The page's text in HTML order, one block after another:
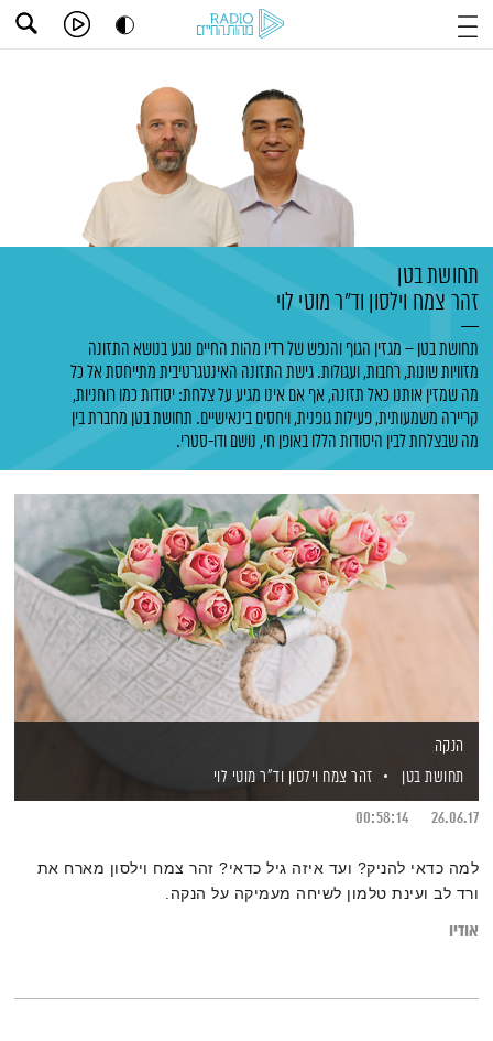
תחושת בטן
זהר צמח וילסון וד"ר מוטי לוי
תחושת בטן – מגזין הגוף והנפש של רדיו מהות החיים נוגע בנושא התזונה
מזוויות שונות, רחבות, ועגולות. גישת התזונה האינטגרטיבית מתייחסת אל כל
מה שמזין אותנו כאל תזונה, אף אם אינו מגיע על צלחת: יסודות כמו רוחניות,
קריירה משמעותית, פעילות גופנית, ויחסים בינאישיים. תחושת בטן מחברת בין
מה שבצלחת לבין היסודות הללו באופן חי, נושם ודו-סטרי.
הנקה
תחושת בטן
זהר צמח וילסון וד"ר מוטי לוי
26.06.17
00:58:14
למה כדאי להניק? ועד איזה גיל כדאי? זהר צמח וילסון מארח את
ורד לב ועינת טלמון לשיחה מעמיקה על הנקה.
אודיו